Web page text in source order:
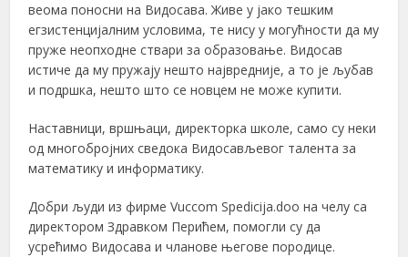
веома поносни на Видосава. Живе у јако тешким
егзистенцијалним условима, те нису у могућности да му
пруже неопходне ствари за образовање. Видосав
истиче да му пружају нешто највредније, а то је љубав
и подршка, нешто што се новцем не може купити.
Наставници, вршњаци, директорка школе, само су неки
од многобројних сведока Видосављевог талента за
математику и информатику.
Добри људи из фирме Vuccom Spedicija.doo на челу са
директором Здравком Перићем, помогли су да
усрећимо Видосава и чланове његове породице.